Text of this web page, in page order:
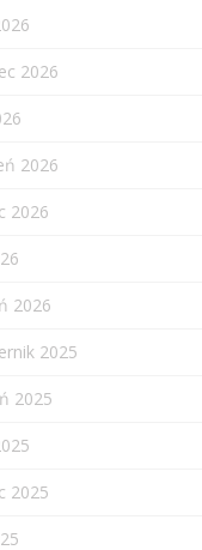
2026
2026
2026
2026
2025
2025
2025